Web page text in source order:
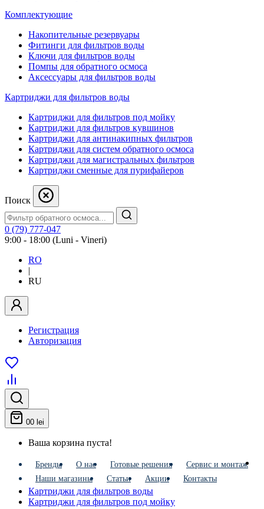
Комплектующие
Накопительные резервуары
Фитинги для фильтров воды
Ключи для фильтров воды
Помпы для обратного осмоса
Аксессуары для фильтров воды
Картриджи для фильтров воды
Картриджи для фильтров под мойку
Картриджи для фильтров кувшинов
Картриджи для антинакипных фильтров
Картриджи для систем обратного осмоса
Картриджи для магистральных фильтров
Картриджи сменные для пурифайеров
Поиск
0 (79) 777-047
9:00 - 18:00 (Luni - Vineri)
RO
|
RU
Регистрация
Авторизация
00 lei
Ваша корзина пуста!
Бренды О нас Готовые решения
Сервис и монтаж
Наши магазины
Статьи Акции Контакты
Картриджи для фильтров воды
Картриджи для фильтров под мойку